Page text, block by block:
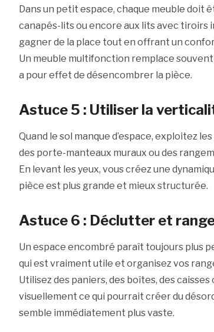
Dans un petit espace, chaque meuble doit
canapés-lits ou encore aux lits avec
gagner de la place tout en offrant un
Un meuble multifonction remplace
a pour effet de désencombrer la pièce.
Astuce 5 : Utiliser la
Quand le sol manque d’espace, exploitez
des porte-manteaux muraux ou des
En levant les yeux, vous créez une
pièce est plus grande et mieux structurée.
Astuce 6 : Déclutter et
Un espace encombré paraît toujours plus
qui est vraiment utile et organisez vos
Utilisez des paniers, des boîtes, des
visuellement ce qui pourrait créer du
semble immédiatement plus vaste.